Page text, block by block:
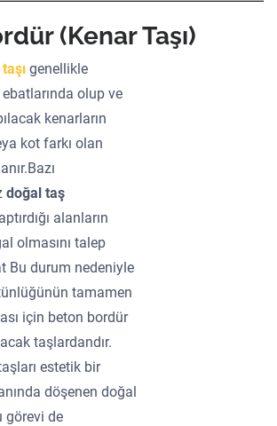
(Kenar Taşı)
genellikle
olup ve
kenarların
kot farkı olan
doğal taş
alanların
olmasını talep
Bu durum nedeniyle
tamamen
için beton bordür
taşlardandır.
estetik bir
döşenen doğal
görevi de